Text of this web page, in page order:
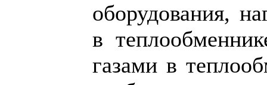
оборудования,
в
газами в